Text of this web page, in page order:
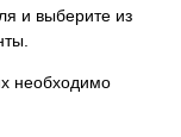
и выберите из
необходимо